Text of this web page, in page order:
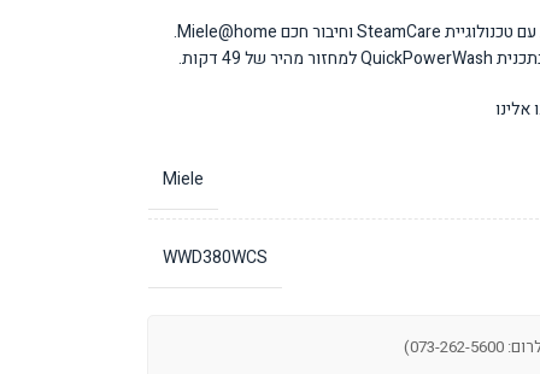
מכונת כביסה פתח חזית מתקדמת בקיבולת 9 ק"ג עם טכנולוגיית SteamCare וחיבור חכם Miele@home.
Miele
WWD380WCS
5600)